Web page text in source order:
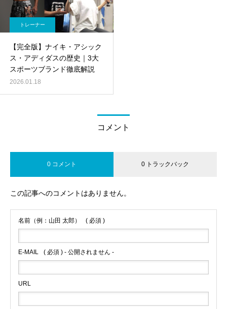
トレーナー
【完全版】ナイキ・アシック
ス・アディダスの歴史｜3大
スポーツブランド徹底解説
2026.01.18
コメント
0 コメント 0 トラックバック
この記事へのコメントはありません。
名前（例：山田 太郎） ( 必須 )
E-MAIL ( 必須 ) - 公開されません -
URL